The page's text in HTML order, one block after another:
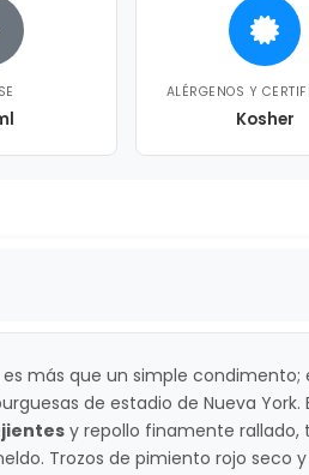
ALÉRGENOS Y
Kosher
es más que un simple
de estadio de Nueva
y repollo finamente rallado,
Trozos de pimiento rojo seco